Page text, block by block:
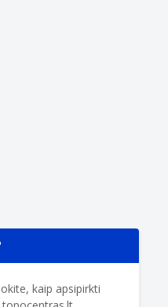
kaip apsipirkti